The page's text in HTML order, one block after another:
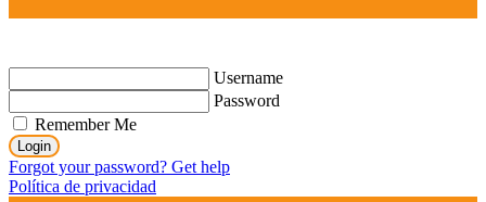
Username
Password
Remember Me
Login
Forgot your password? Get help
Política de privacidad